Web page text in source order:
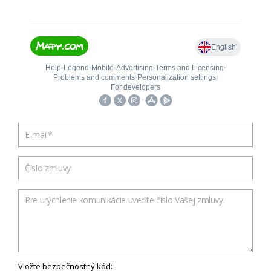
Vložte bezpečnostný kód: